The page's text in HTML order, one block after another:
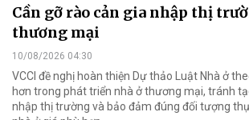
Cần gỡ rào cản gia nhập thị
thương mại
10/08/2026 04:30
VCCI đề nghị hoàn thiện Dự thảo Luật Nhà ở
hơn trong phát triển nhà ở thương mại, tránh
nhập thị trường và bảo đảm đúng đối tượng